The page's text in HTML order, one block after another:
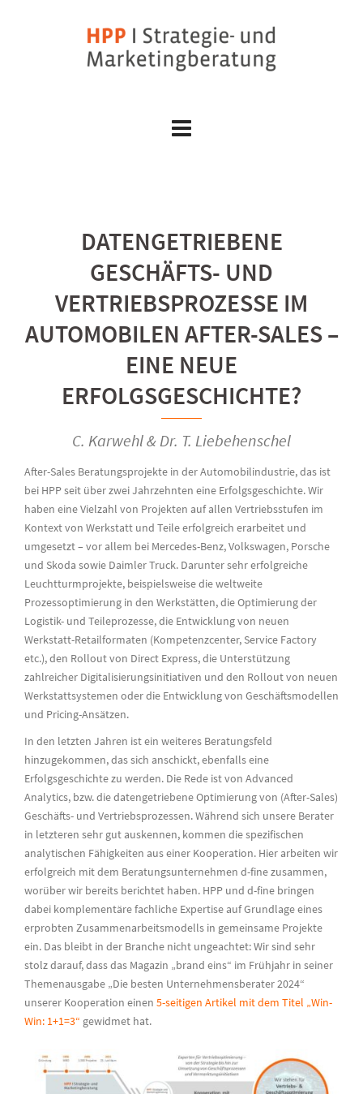
DATENGETRIEBENE
GESCHÄFTS- UND
VERTRIEBSPROZESSE IM
AUTOMOBILEN AFTER-SALES –
EINE NEUE
ERFOLGSGESCHICHTE?
C. Karwehl & Dr. T. Liebehenschel
After-Sales Beratungsprojekte in der Automobilindustrie, das ist
bei HPP seit über zwei Jahrzehnten eine Erfolgsgeschichte. Wir
haben eine Vielzahl von Projekten auf allen Vertriebsstufen im
Kontext von Werkstatt und Teile erfolgreich erarbeitet und
umgesetzt – vor allem bei Mercedes-Benz, Volkswagen, Porsche
und Skoda sowie Daimler Truck. Darunter sehr erfolgreiche
Leuchtturmprojekte, beispielsweise die weltweite
Prozessoptimierung in den Werkstätten, die Optimierung der
Logistik- und Teileprozesse, die Entwicklung von neuen
Werkstatt-Retailformaten (Kompetenzcenter, Service Factory
etc.), den Rollout von Direct Express, die Unterstützung
zahlreicher Digitalisierungsinitiativen und den Rollout von neuen
Werkstattsystemen oder die Entwicklung von Geschäftsmodellen
und Pricing-Ansätzen.
In den letzten Jahren ist ein weiteres Beratungsfeld
hinzugekommen, das sich anschickt, ebenfalls eine
Erfolgsgeschichte zu werden. Die Rede ist von Advanced
Analytics, bzw. die datengetriebene Optimierung von (After-Sales)
Geschäfts- und Vertriebsprozessen. Während sich unsere Berater
in letzteren sehr gut auskennen, kommen die spezifischen
analytischen Fähigkeiten aus einer Kooperation. Hier arbeiten wir
erfolgreich mit dem Beratungsunternehmen d-fine zusammen,
worüber wir bereits berichtet haben. HPP und d-fine bringen
dabei komplementäre fachliche Expertise auf Grundlage eines
erprobten Zusammenarbeitsmodells in gemeinsame Projekte
ein. Das bleibt in der Branche nicht ungeachtet: Wir sind sehr
stolz darauf, dass das Magazin „brand eins“ im Frühjahr in seiner
Themenausgabe „Die besten Unternehmensberater 2024“
unserer Kooperation einen 5-seitigen Artikel mit dem Titel „Win-
Win: 1+1=3“ gewidmet hat.